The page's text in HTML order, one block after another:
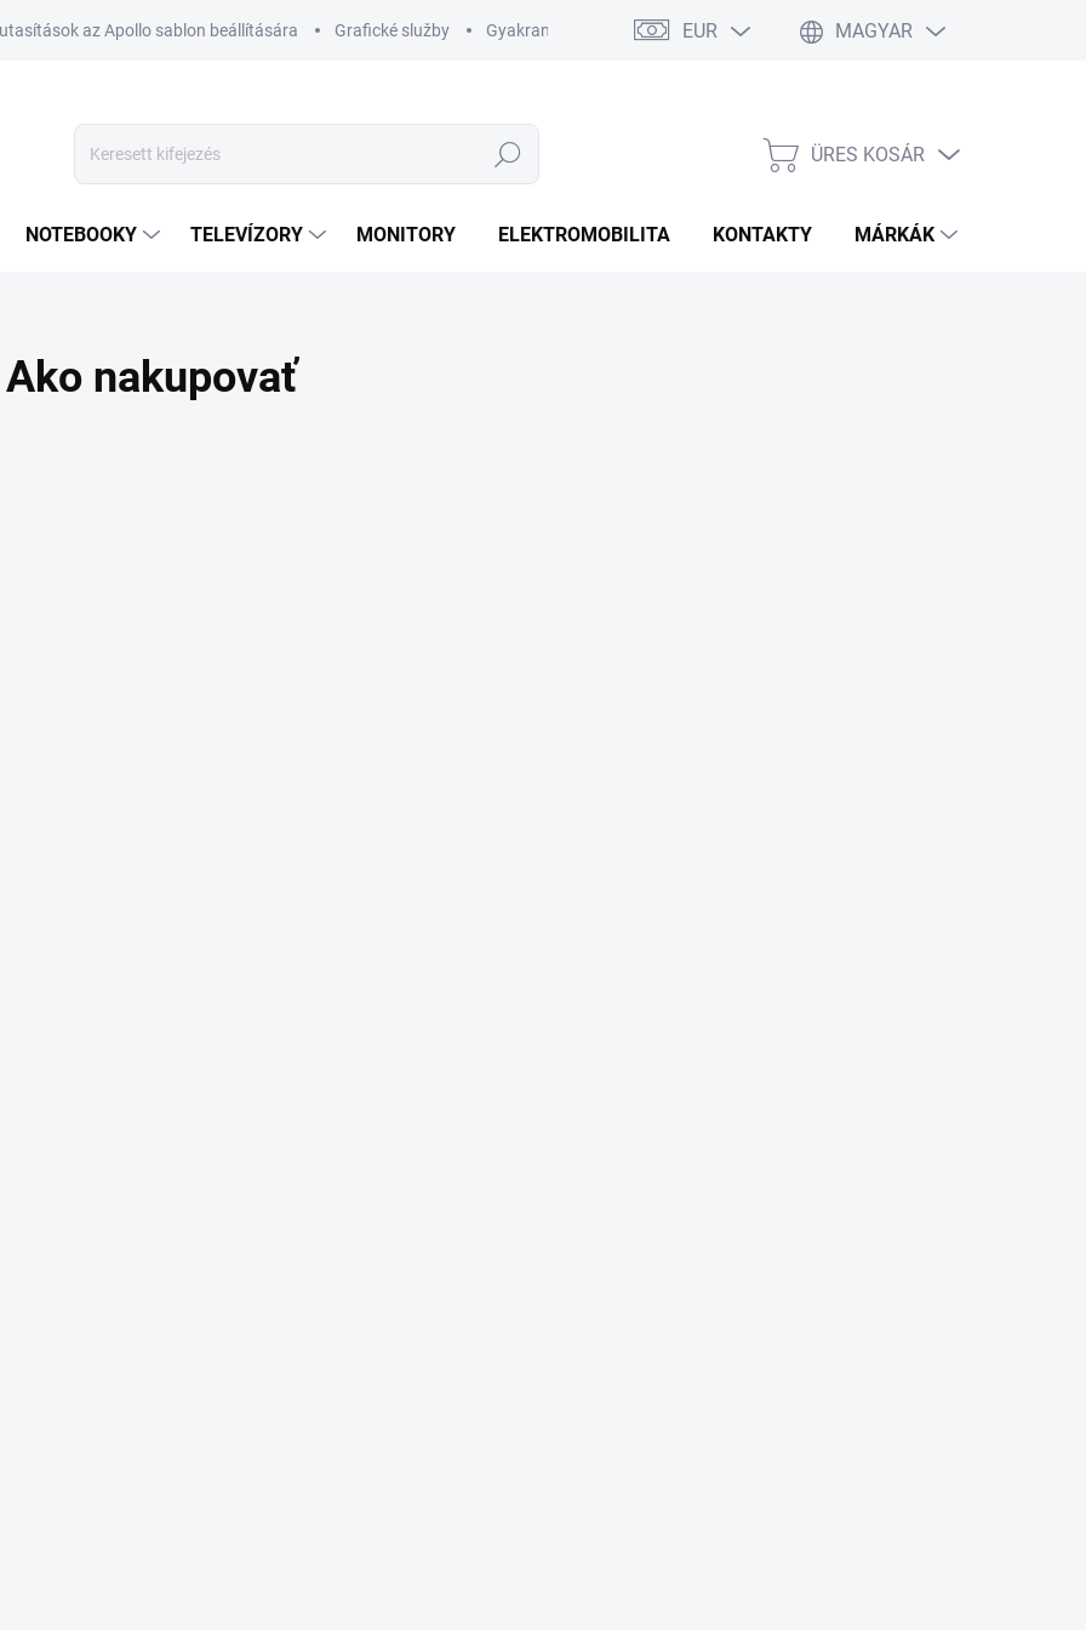
utasítások az Apollo sablon beállítására Grafické služby Gyakran Ismételt Kérdések Rozmery bannerov Obchodné podmienky
EUR MAGYAR
Keresés KOSÁR
ÜRES KOSÁR
NOTEBOOKY TELEVÍZORY MONITORY ELEKTROMOBILITA KONTAKTY MÁRKÁK
Ako nakupovať